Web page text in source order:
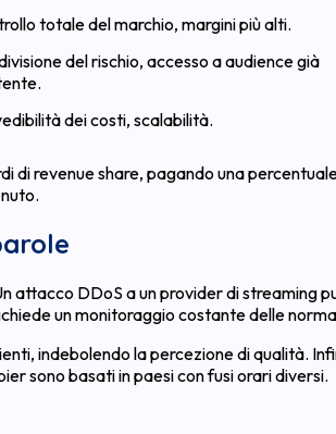
totale del marchio, margini più alti.
del rischio, accesso a audience già
dei costi, scalabilità.
revenue share, pagando una
DDoS a un provider di streaming
un monitoraggio costante delle
indebolendo la percezione di qualità.
sono basati in paesi con fusi orari diversi.